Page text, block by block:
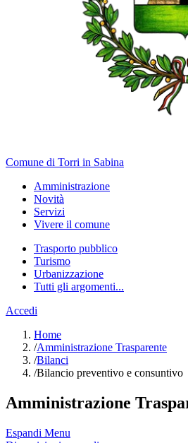
Comune di Torri in Sabina
Amministrazione
Novità
Servizi
Vivere il comune
Trasporto pubblico
Turismo
Urbanizzazione
Tutti gli argomenti...
Accedi
Home
/Amministrazione Trasparente
/Bilanci
/Bilancio preventivo e consuntivo
Amministrazione
Espandi Menu